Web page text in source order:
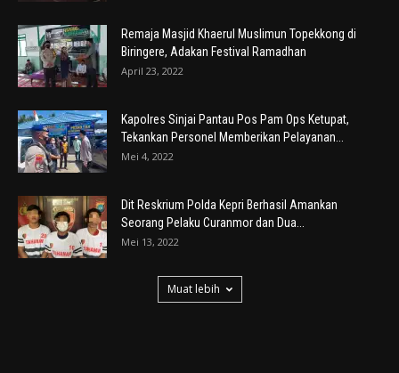
Remaja Masjid Khaerul Muslimun Topekkong di
Biringere, Adakan Festival Ramadhan
April 23, 2022
Kapolres Sinjai Pantau Pos Pam Ops Ketupat,
Tekankan Personel Memberikan Pelayanan...
Mei 4, 2022
Dit Reskrium Polda Kepri Berhasil Amankan
Seorang Pelaku Curanmor dan Dua...
Mei 13, 2022
Muat lebih